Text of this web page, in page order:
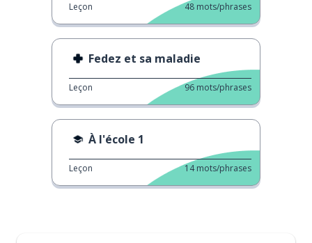
Leçon 48 mots/phrases
Fedez et sa maladie
Leçon 96 mots/phrases
À l'école 1
Leçon 14 mots/phrases